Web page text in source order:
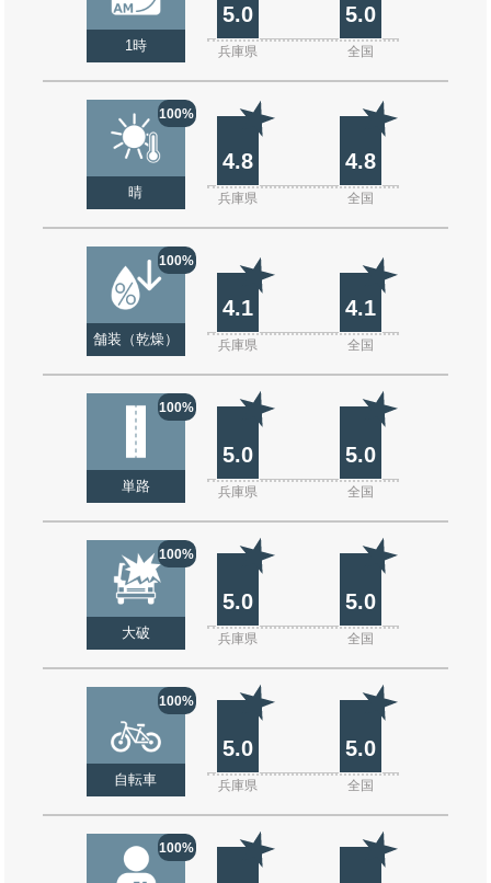
1時
5.0 5.0
兵庫県 全国
100%
晴
4.8 4.8
兵庫県 全国
100%
舗装（乾燥）
4.1 4.1
兵庫県 全国
100%
単路
5.0 5.0
兵庫県 全国
100%
大破
5.0 5.0
兵庫県 全国
100%
自転車
5.0 5.0
兵庫県 全国
100%